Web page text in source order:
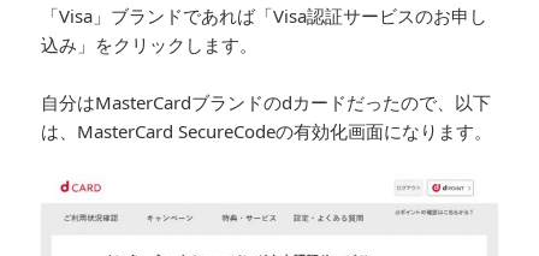
「Visa」ブランドであれば「Visa認証サービスのお申し
込み」をクリックします。
自分はMasterCardブランドのdカードだったので、以下
は、MasterCard SecureCodeの有効化画面になります。